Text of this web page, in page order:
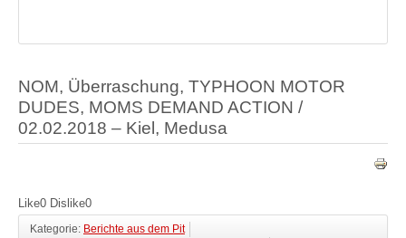
NOM, Überraschung, TYPHOON MOTOR
DUDES, MOMS DEMAND ACTION /
02.02.2018 – Kiel, Medusa
Like0 Dislike0
Kategorie: Berichte aus dem Pit